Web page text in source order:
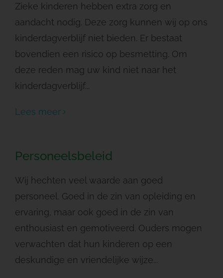
Zieke kinderen hebben extra zorg en
aandacht nodig. Deze zorg kunnen wij op ons
kinderdagverblijf niet bieden. Er bestaat
bovendien een risico op besmetting. Om
deze reden mag uw kind niet naar het
kinderdagverblijf...
Lees meer
Personeelsbeleid
Wij hechten veel waarde aan goed
personeel. Goed in de zin van opleiding en
ervaring, maar ook goed in de zin van
enthousiast en gemotiveerd. Ouders mogen
verwachten dat hun kinderen op een
deskundige en vriendelijke wijze...